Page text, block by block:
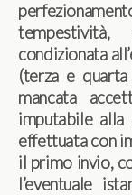
condizionata
(terza e
mancata
imputabile
effettuata con
il primo invio,
l’eventuale